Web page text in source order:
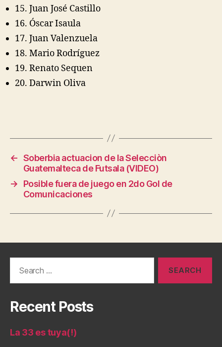
15. Juan José Castillo
16. Óscar Isaula
17. Juan Valenzuela
18. Mario Rodríguez
19. Renato Sequen
20. Darwin Oliva
← Soberbia actuacion de la Selecciòn
Guatemalteca de Futsala (VIDEO)
→
Posible fuera de juego en 2do Gol de
Comunicaciones
Recent Posts
La 33 es tuya(!)